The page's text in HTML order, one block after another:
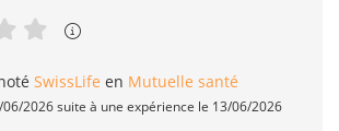
SwissLife en Mutuelle santé
2026 suite à une expérience le 13/06/2026